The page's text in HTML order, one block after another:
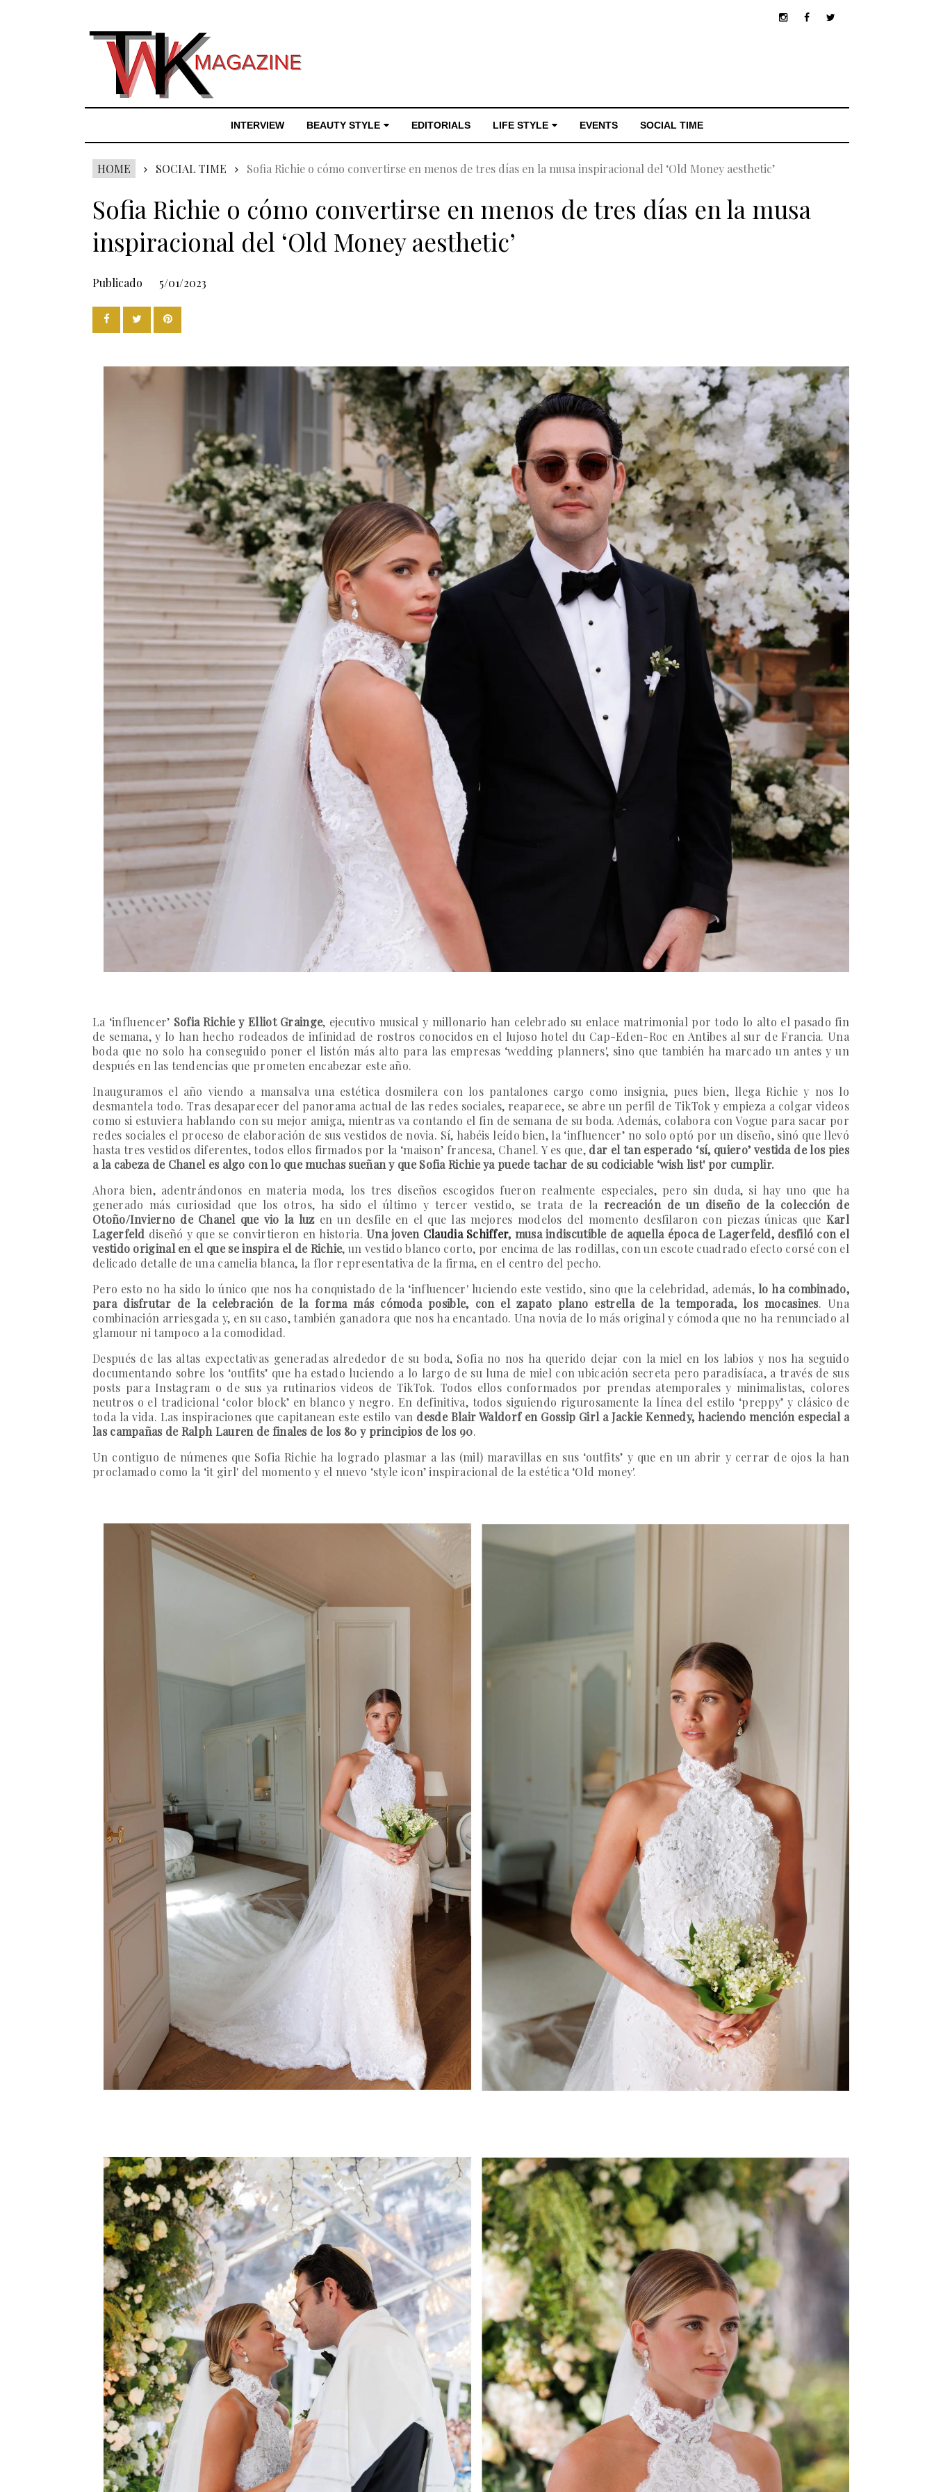
INTERVIEW BEAUTY STYLE EDITORIALS LIFE STYLE EVENTS SOCIAL TIME
HOME SOCIAL TIME Sofia Richie o cómo convertirse en menos de tres días en la musa inspiracional del ‘Old Money aesthetic’
Sofia Richie o cómo convertirse en menos de tres días en la musa
inspiracional del ‘Old Money aesthetic’
Publicado 5/01/2023
La ‘influencer’ Sofia Richie y Elliot Grainge, ejecutivo musical y millonario han celebrado su enlace matrimonial por todo lo alto el pasado fin
de semana, y lo han hecho rodeados de infinidad de rostros conocidos en el lujoso hotel du Cap-Eden-Roc en Antibes al sur de Francia. Una
boda que no solo ha conseguido poner el listón más alto para las empresas ‘wedding planners', sino que también ha marcado un antes y un
después en las tendencias que prometen encabezar este año.
Inauguramos el año viendo a mansalva una estética dosmilera con los pantalones cargo como insignia, pues bien, llega Richie y nos lo
desmantela todo. Tras desaparecer del panorama actual de las redes sociales, reaparece, se abre un perfil de TikTok y empieza a colgar videos
como si estuviera hablando con su mejor amiga, mientras va contando el fin de semana de su boda. Además, colabora con Vogue para sacar por
redes sociales el proceso de elaboración de sus vestidos de novia. Sí, habéis leído bien, la ‘influencer’ no solo optó por un diseño, sinó que llevó
hasta tres vestidos diferentes, todos ellos firmados por la ‘maison’ francesa, Chanel. Y es que, dar el tan esperado ‘sí, quiero’ vestida de los pies
a la cabeza de Chanel es algo con lo que muchas sueñan y que Sofia Richie ya puede tachar de su codiciable ‘wish list' por cumplir.
Ahora bien, adentrándonos en materia moda, los tres diseños escogidos fueron realmente especiales, pero sin duda, si hay uno que ha
generado más curiosidad que los otros, ha sido el último y tercer vestido, se trata de la recreación de un diseño de la colección de
Otoño/Invierno de Chanel que vio la luz en un desfile en el que las mejores modelos del momento desfilaron con piezas únicas que Karl
Lagerfeld diseñó y que se convirtieron en historia.Una joven Claudia Schiffer, musa indiscutible de aquella época de Lagerfeld, desfiló con el
vestido original en el que se inspira el de Richie, un vestido blanco corto, por encima de las rodillas, con un escote cuadrado efecto corsé con el
delicado detalle de una camelia blanca, la flor representativa de la firma, en el centro del pecho.
Pero esto no ha sido lo único que nos ha conquistado de la ‘influencer' luciendo este vestido, sino que la celebridad, además, lo ha combinado,
para disfrutar de la celebración de la forma más cómoda posible, con el zapato plano estrella de la temporada, los mocasines. Una
combinación arriesgada y, en su caso, también ganadora que nos ha encantado. Una novia de lo más original y cómoda que no ha renunciado al
glamour ni tampoco a la comodidad.
Después de las altas expectativas generadas alrededor de su boda, Sofia no nos ha querido dejar con la miel en los labios y nos ha seguido
documentando sobre los ‘outfits’ que ha estado luciendo a lo largo de su luna de miel con ubicación secreta pero paradisíaca, a través de sus
posts para Instagram o de sus ya rutinarios videos de TikTok. Todos ellos conformados por prendas atemporales y minimalistas, colores
neutros o el tradicional ‘color block’ en blanco y negro. En definitiva, todos siguiendo rigurosamente la línea del estilo ‘preppy’ y clásico de
toda la vida. Las inspiraciones que capitanean este estilo van desdeBlair Waldorf en Gossip Girl a Jackie Kennedy, haciendo mención especial a
las campañas de Ralph Lauren de finales de los 80 y principios de los 90.
Un contiguo de númenes que Sofia Richie ha logrado plasmar a las (mil) maravillas en sus ‘outfits’ y que en un abrir y cerrar de ojos la han
proclamado como la ‘it girl' del momento y el nuevo ‘style icon’ inspiracional de la estética ‘Old money'.